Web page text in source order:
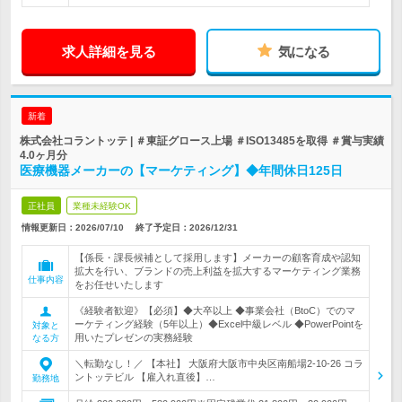
求人詳細を見る 気になる
新着
株式会社コラントッテ | ＃東証グロース上場 ＃ISO13485を取得 ＃賞与実績
4.0ヶ月分
医療機器メーカーの【マーケティング】◆年間休日125日
正社員 業種未経験OK
情報更新日：2026/07/10 終了予定日： 2026/12/31
仕事内容
【係長・課長候補として採用します】メーカーの顧客育成や認知
拡大を行い、ブランドの売上利益を拡大するマーケティング業務
をお任せいたします
対象と
なる方
《経験者歓迎》【必須】◆大卒以上 ◆事業会社（BtoC）でのマ
ーケティング経験（5年以上）◆Excel中級レベル ◆PowerPointを
用いたプレゼンの実務経験
勤務地
＼転勤なし！／ 【本社】 大阪府大阪市中央区南船場2-10-26 コラ
ントッテビル 【雇入れ直後】…